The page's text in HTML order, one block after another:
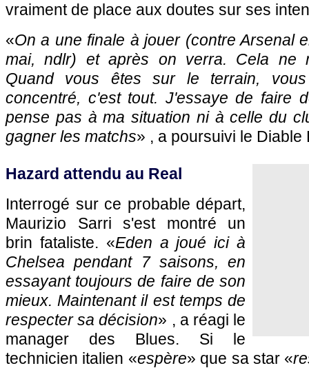
vraiment de place aux doutes sur ses
«On a une finale à jouer (contre Arsenal
mai, ndlr) et après on verra. Cela ne
Quand vous êtes sur le terrain,
concentré, c'est tout. J'essaye de faire
pense pas à ma situation ni à celle du
gagner les matchs» , a poursuivi le Diable
Hazard attendu au Real
Interrogé sur ce probable départ,
Maurizio Sarri s'est montré un
brin fataliste. «Eden a joué ici à
Chelsea pendant 7 saisons, en
essayant toujours de faire de son
mieux. Maintenant il est temps de
respecter sa décision» , a réagi le
manager des Blues. Si le
technicien italien «espère» que sa star «